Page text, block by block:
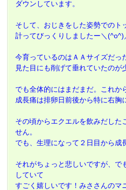
ダウンしています。
そして、おじきをした姿勢でのト
計ってびっくりしましたー＼(^o^)
今育っているのはＡＡサイズだっ
見た目にも削げて垂れていたのが
でも全体的にはまだまだ。これか
成長痛は排卵日前後から特に右胸
その頃からエクエルを飲みだした
せん。
でも、生理になって２日目から成
それがちょっと悲しいですが、で
していて
すごく嬉しいです！みささんのマ